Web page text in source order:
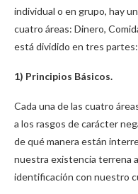
individual o en grupo, hay
cuatro áreas: Dinero,
está dividido en tres partes:
1) Principios Básicos.
Cada una de las cuatro
a los rasgos de carácter
de qué manera están
nuestra existencia terrena
identificación con nuestro